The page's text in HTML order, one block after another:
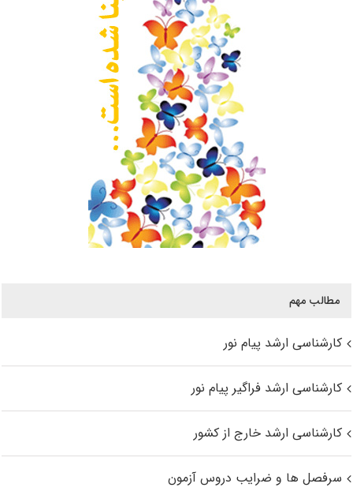
مطالب مهم
کارشناسی ارشد پیام نور
کارشناسی ارشد فراگیر پیام نور
کارشناسی ارشد خارج از کشور
سرفصل ها و ضرایب دروس آزمون